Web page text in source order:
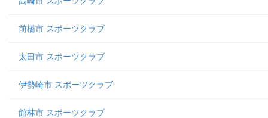
前橋市 スポーツクラブ
太田市 スポーツクラブ
伊勢崎市 スポーツクラブ
館林市 スポーツクラブ